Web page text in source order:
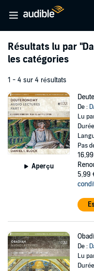
Résultats lu par
les catégories
1 - 4 sur 4 résultats
Aperçu
De :
Lu
Pas
5,99
De :
Lu